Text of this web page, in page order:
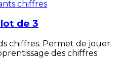
de 3
chiffres. Permet de jouer
des chiffres